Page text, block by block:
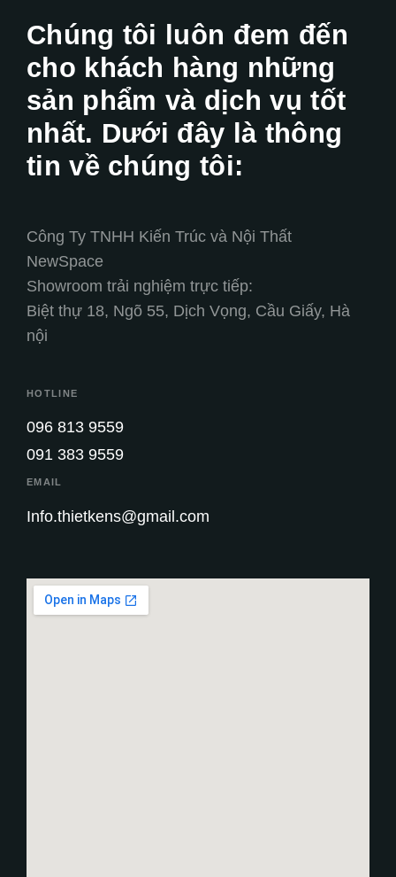
Chúng tôi luôn đem đến
cho khách hàng những
sản phẩm và dịch vụ tốt
nhất. Dưới đây là thông
tin về chúng tôi:
Công Ty TNHH Kiến Trúc và Nội Thất
NewSpace
Showroom trải nghiệm trực tiếp:
Biệt thự 18, Ngõ 55, Dịch Vọng, Cầu Giấy, Hà
nội
HOTLINE
096 813 9559
091 383 9559
EMAIL
Info.thietkens@gmail.com